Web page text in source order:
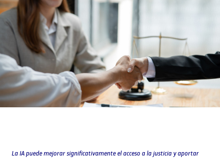
La IA puede mejorar significativamente el acceso a la justicia y aportar